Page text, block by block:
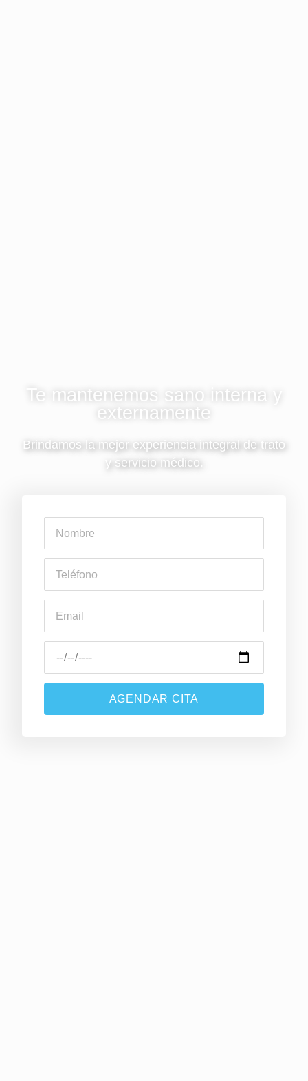
Te mantenemos sano interna y
externamente
Brindamos la mejor experiencia integral de trato
y servicio médico.
AGENDAR CITA